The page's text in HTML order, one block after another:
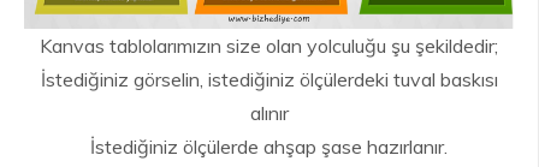
Kanvas tablolarımızın size olan yolculuğu şu şekildedir;
İstediğiniz görselin, istediğiniz ölçülerdeki tuval baskısı
alınır
İstediğiniz ölçülerde ahşap şase hazırlanır.